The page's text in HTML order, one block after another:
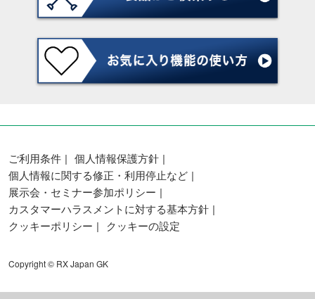
ご利用条件
個人情報保護方針
個人情報に関する修正・利用停止など
展示会・セミナー参加ポリシー
カスタマーハラスメントに対する基本方針
クッキーポリシー
クッキーの設定
Copyright © RX Japan GK